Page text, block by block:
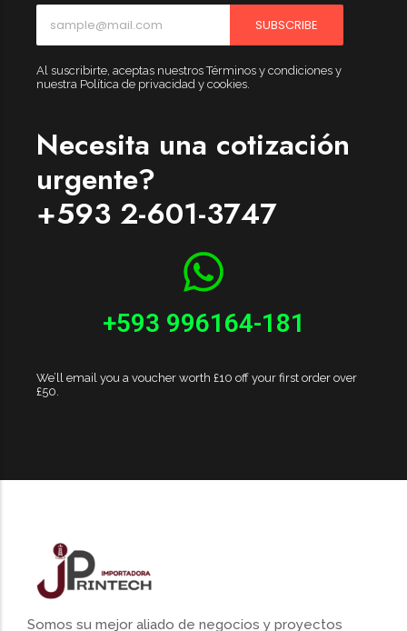
SUBSCRIBE
Al suscribirte, aceptas nuestros Términos y condiciones y
nuestra Política de privacidad y cookies.
Necesita una cotización
urgente?
+593 2-601-3747
+593 996164-181
We’ll email you a voucher worth £10 off your first order over
£50.
Somos su mejor aliado de negocios y proyectos